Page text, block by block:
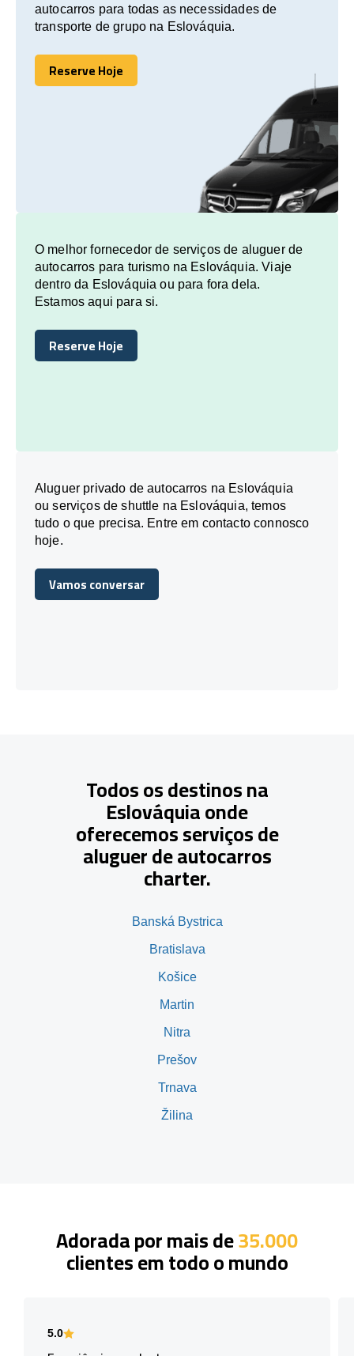
autocarros para todas as necessidades de
transporte de grupo na Eslováquia.
Reserve Hoje
Reserve Hoje
O melhor fornecedor de serviços de aluguer de
autocarros para turismo na Eslováquia. Viaje
dentro da Eslováquia ou para fora dela.
Estamos aqui para si.
Reserve Hoje
Reserve Hoje
Aluguer privado de autocarros na Eslováquia
ou serviços de shuttle na Eslováquia, temos
tudo o que precisa. Entre em contacto connosco
hoje.
Vamos conversar
Vamos conversar
Todos os destinos na
Eslováquia onde
oferecemos serviços de
aluguer de autocarros
charter.
Banská Bystrica
Bratislava
Košice
Martin
Nitra
Prešov
Trnava
Žilina
Adorada por mais de35.000
clientes em todo o mundo
5.0